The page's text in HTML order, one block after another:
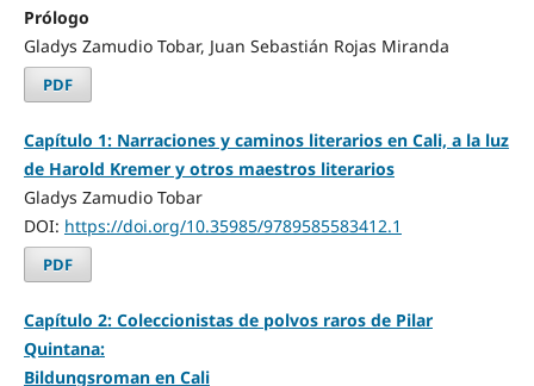
Prólogo
Gladys Zamudio Tobar, Juan Sebastián Rojas Miranda
PDF
Capítulo 1: Narraciones y caminos literarios en Cali, a la luz
de Harold Kremer y otros maestros literarios
Gladys Zamudio Tobar
DOI: https://doi.org/10.35985/9789585583412.1
PDF
Capítulo 2: Coleccionistas de polvos raros de Pilar
Quintana:
Bildungsroman en Cali